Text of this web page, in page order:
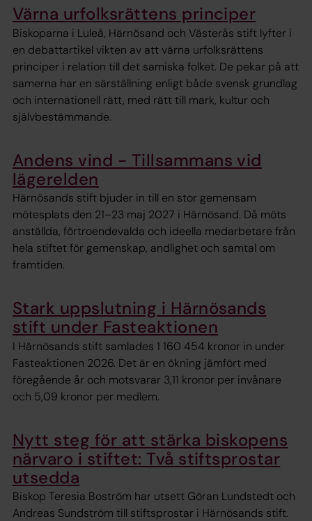
Värna urfolksrättens principer
Biskoparna i Luleå, Härnösand och Västerås stift lyfter i
en debattartikel vikten av att värna urfolksrättens
principer i relation till det samiska folket. De pekar på att
samerna har en särställning enligt både svensk grundlag
och internationell rätt, med rätt till mark, kultur och
självbestämmande.
Andens vind - Tillsammans vid
lägerelden
Härnösands stift bjuder in till en stor gemensam
mötesplats den 21–23 maj 2027 i Härnösand. Då möts
anställda, förtroendevalda och ideella medarbetare från
hela stiftet för gemenskap, andlighet och samtal om
framtiden.
Stark uppslutning i Härnösands
stift under Fasteaktionen
I Härnösands stift samlades 1 160 454 kronor in under
Fasteaktionen 2026. Det är en ökning jämfört med
föregående år och motsvarar 3,11 kronor per invånare
och 5,09 kronor per medlem.
Nytt steg för att stärka biskopens
närvaro i stiftet: Två stiftsprostar
utsedda
Biskop Teresia Boström har utsett Göran Lundstedt och
Andreas Sundström till stiftsprostar i Härnösands stift.